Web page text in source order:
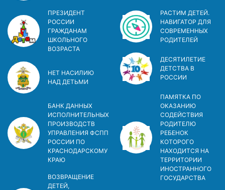
ПРЕЗИДЕНТ
РОССИИ
ГРАЖДАНАМ
ШКОЛЬНОГО
ВОЗРАСТА
НЕТ НАСИЛИЮ
НАД ДЕТЬМИ
БАНК ДАННЫХ
ИСПОЛНИТЕЛЬНЫХ
ПРОИЗВОДСТВ
УПРАВЛЕНИЯ ФСПП
РОССИИ ПО
КРАСНОДАРСКОМУ
КРАЮ
ВОЗВРАЩЕНИЕ
ДЕТЕЙ,
РАСТИМ ДЕТЕЙ.
НАВИГАТОР ДЛЯ
СОВРЕМЕННЫХ
РОДИТЕЛЕЙ
ДЕСЯТИЛЕТИЕ
ДЕТСТВА В
РОСCИИ
ПАМЯТКА ПО
ОКАЗАНИЮ
СОДЕЙСТВИЯ
РОДИТЕЛЮ
РЕБЕНОК
КОТОРОГО
НАХОДИТСЯ НА
ТЕРРИТОРИИ
ИНОСТРАННОГО
ГОСУДАРСТВА